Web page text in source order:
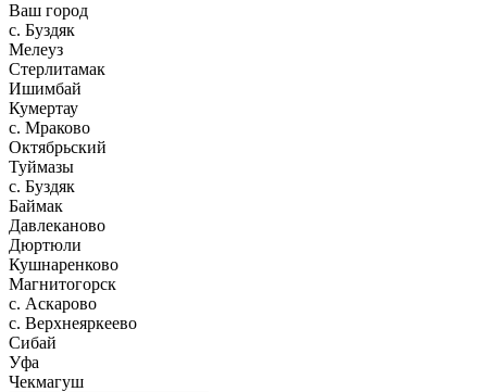
Ваш город
c. Буздяк
Мелеуз
Стерлитамак
Ишимбай
Кумертау
c. Мраково
Октябрьский
Туймазы
c. Буздяк
Баймак
Давлеканово
Дюртюли
Кушнаренково
Магнитогорск
с. Аскарово
с. Верхнеяркеево
Сибай
Уфа
Чекмагуш